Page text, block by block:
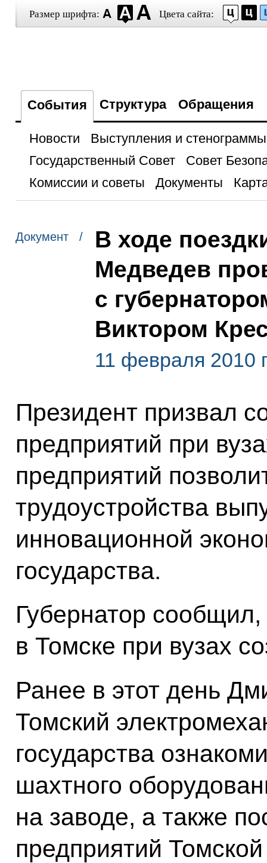
Размер шрифта: Цвета сайта:
События Структура Обращения
Новости
Выступления и стенограммы
Государственный Совет
Совет
Комиссии и советы
Документы
Документ /
В ходе
Медведев
с
Виктором
11 февраля 2010
Президент призвал
предприятий при
предприятий
трудоустройства
инновационной
государства.
Губернатор
в Томске при вузах
Ранее в этот день
Томский
государства
шахтного
на заводе, а также
предприятий